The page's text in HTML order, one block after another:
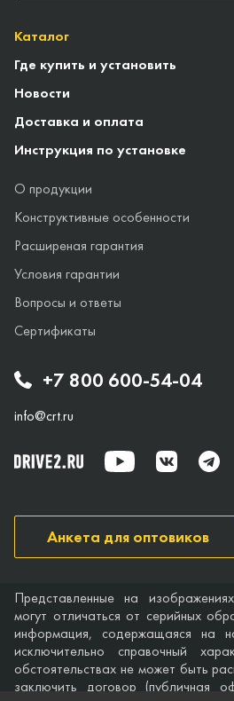
+7 800 600-54-04
info@crt.ru
Каталог
Где купить и установить
Новости
Доставка и оплата
Инструкция по установке
О продукции
Конструктивные особенности
Расширеная гарантия
Условия гарантии
Вопросы и ответы
Сертификаты
Анкета для оптовиков
Представленные на
могут отличаться от серийных
информация, содержащаяся на
исключительно справочный
обстоятельствах не может быть
заключить договор (публичная